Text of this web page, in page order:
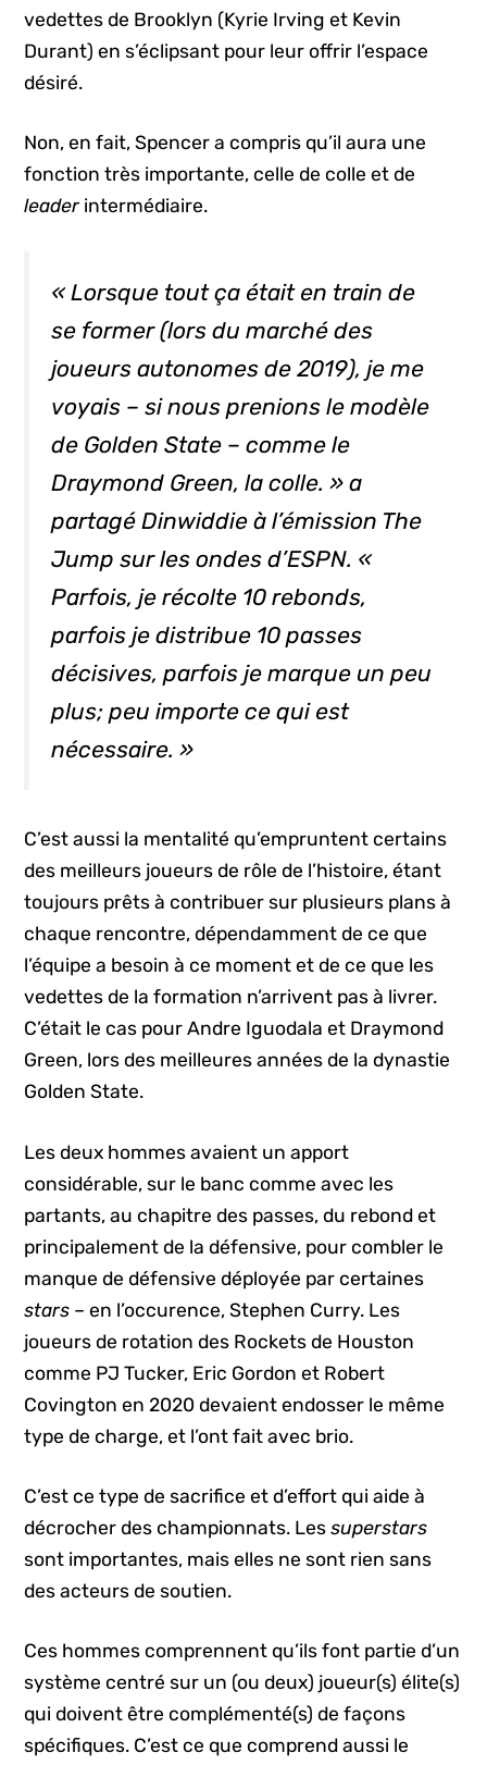
vedettes de Brooklyn (Kyrie Irving et Kevin
Durant) en s’éclipsant pour leur offrir l’espace
désiré.
Non, en fait, Spencer a compris qu’il aura une
fonction très importante, celle de colle et de
leaderintermédiaire.
« Lorsque tout ça était en train de
se former (lors du marché des
joueurs autonomes de 2019), je me
voyais – si nous prenions le modèle
de Golden State – comme le
Draymond Green, la colle. » a
partagé Dinwiddie à l’émission The
Jump sur les ondes d’ESPN. «
Parfois, je récolte 10 rebonds,
parfois je distribue 10 passes
décisives, parfois je marque un peu
plus; peu importe ce qui est
nécessaire. »
C’est aussi la mentalité qu’empruntent certains
des meilleurs joueurs de rôle de l’histoire, étant
toujours prêts à contribuer sur plusieurs plans à
chaque rencontre, dépendamment de ce que
l’équipe a besoin à ce moment et de ce que les
vedettes de la formation n’arrivent pas à livrer.
C’était le cas pour Andre Iguodala et Draymond
Green, lors des meilleures années de la dynastie
Golden State.
Les deux hommes avaient un apport
considérable, sur le banc comme avec les
partants, au chapitre des passes, du rebond et
principalement de la défensive, pour combler le
manque de défensive déployée par certaines
stars – en l’occurence, Stephen Curry. Les
joueurs de rotation des Rockets de Houston
comme PJ Tucker, Eric Gordon et Robert
Covington en 2020 devaient endosser le même
type de charge, et l’ont fait avec brio.
C’est ce type de sacrifice et d’effort qui aide à
décrocher des championnats. Lessuperstars
sont importantes, mais elles ne sont rien sans
des acteurs de soutien.
Ces hommes comprennent qu’ils font partie d’un
système centré sur un (ou deux) joueur(s) élite(s)
qui doivent être complémenté(s) de façons
spécifiques. C’est ce que comprend aussi le